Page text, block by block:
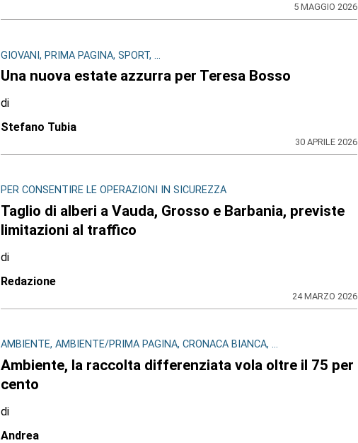
5 MAGGIO 2026
GIOVANI, PRIMA PAGINA, SPORT, ...
Una nuova estate azzurra per Teresa Bosso
di
Stefano Tubia
30 APRILE 2026
PER CONSENTIRE LE OPERAZIONI IN SICUREZZA
Taglio di alberi a Vauda, Grosso e Barbania, previste
limitazioni al traffico
di
Redazione
24 MARZO 2026
AMBIENTE, AMBIENTE/PRIMA PAGINA, CRONACA BIANCA, ...
Ambiente, la raccolta differenziata vola oltre il 75 per
cento
di
Andrea